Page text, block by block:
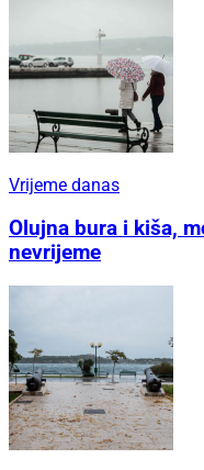
Vrijeme danas
Olujna bura i kiša,
nevrijeme